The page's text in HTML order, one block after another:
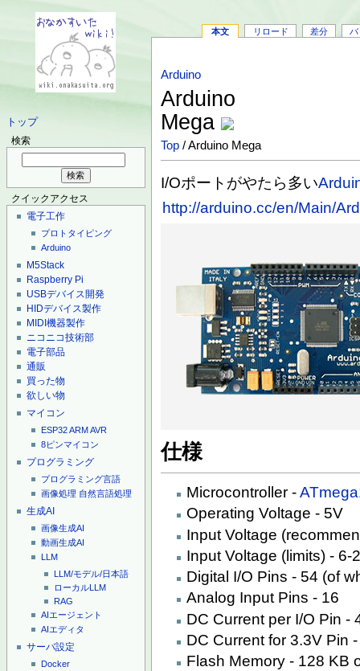
トップ
検索
クイックアクセス
電子工作
プロトタイピング
Arduino
M5Stack
Raspberry Pi
USBデバイス開発
HIDデバイス製作
MIDI機器製作
ニコニコ技術部
電子部品
通販
買った物
欲しい物
マイコン
ESP32ARMAVR
8ピンマイコン
プログラミング
プログラミング言語
画像処理 自然言語処理
生成AI
画像生成AI
動画生成AI
LLM
LLM/モデル/日本語
ローカルLLM
RAG
AIエージェント
AIエディタ
サーバ設定
Docker
本文 リロード 差分 バ
Arduino
Arduino
Mega
Top / Arduino Mega
I/Oポートがやたら多い
http://arduino.cc/en/Main/
仕様
Microcontroller -
Operating Voltage - 5V
Input Voltage
Input Voltage (limits) - 6-
Digital I/O Pins - 54 (of
Analog Input Pins - 16
DC Current per I/O Pin -
DC Current for 3.3V Pin
Flash Memory - 128 KB